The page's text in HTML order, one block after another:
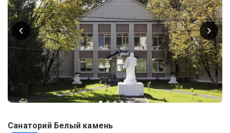
Санаторий Белый камень